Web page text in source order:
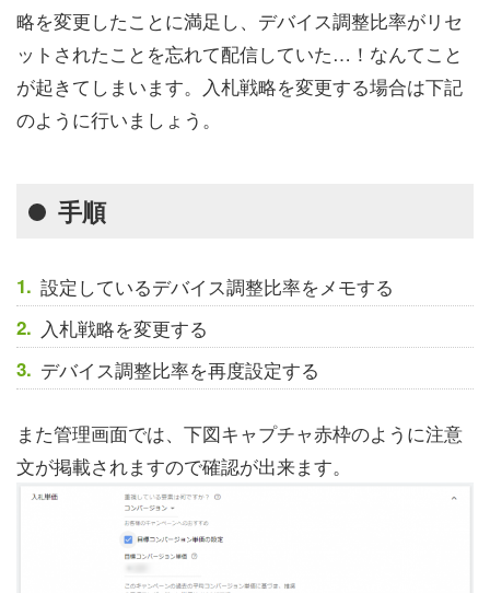
略を変更したことに満足し、デバイス調整比率がリセ
ットされたことを忘れて配信していた…！なんてこと
が起きてしまいます。入札戦略を変更する場合は下記
のように行いましょう。
手順
設定しているデバイス調整比率をメモする
入札戦略を変更する
デバイス調整比率を再度設定する
また管理画面では、下図キャプチャ赤枠のように注意
文が掲載されますので確認が出来ます。